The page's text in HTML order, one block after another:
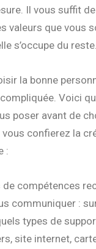
Il vous suffit
valeurs que vous
s’occupe du reste.
la bonne
Voici
poser avant de
confierez la
:
de compétences
communiquer :
types de
site internet,